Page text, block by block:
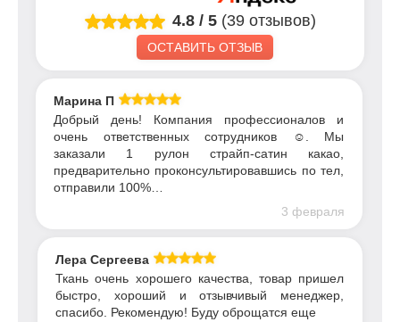
4.8 / 5 (39 отзывов)
ОСТАВИТЬ ОТЗЫВ
Марина П
Добрый день! Компания профессионалов и
очень ответственных сотрудников ☺️. Мы
заказали 1 рулон страйп-сатин какао,
предварительно проконсультировавшись по тел,
отправили 100%…
3 февраля
Лера Сергеева
Ткань очень хорошего качества, товар пришел
быстро, хороший и отзывчивый менеджер,
спасибо. Рекомендую! Буду оброщатся еще